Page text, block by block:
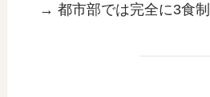
→ 都市部では完全に3食制